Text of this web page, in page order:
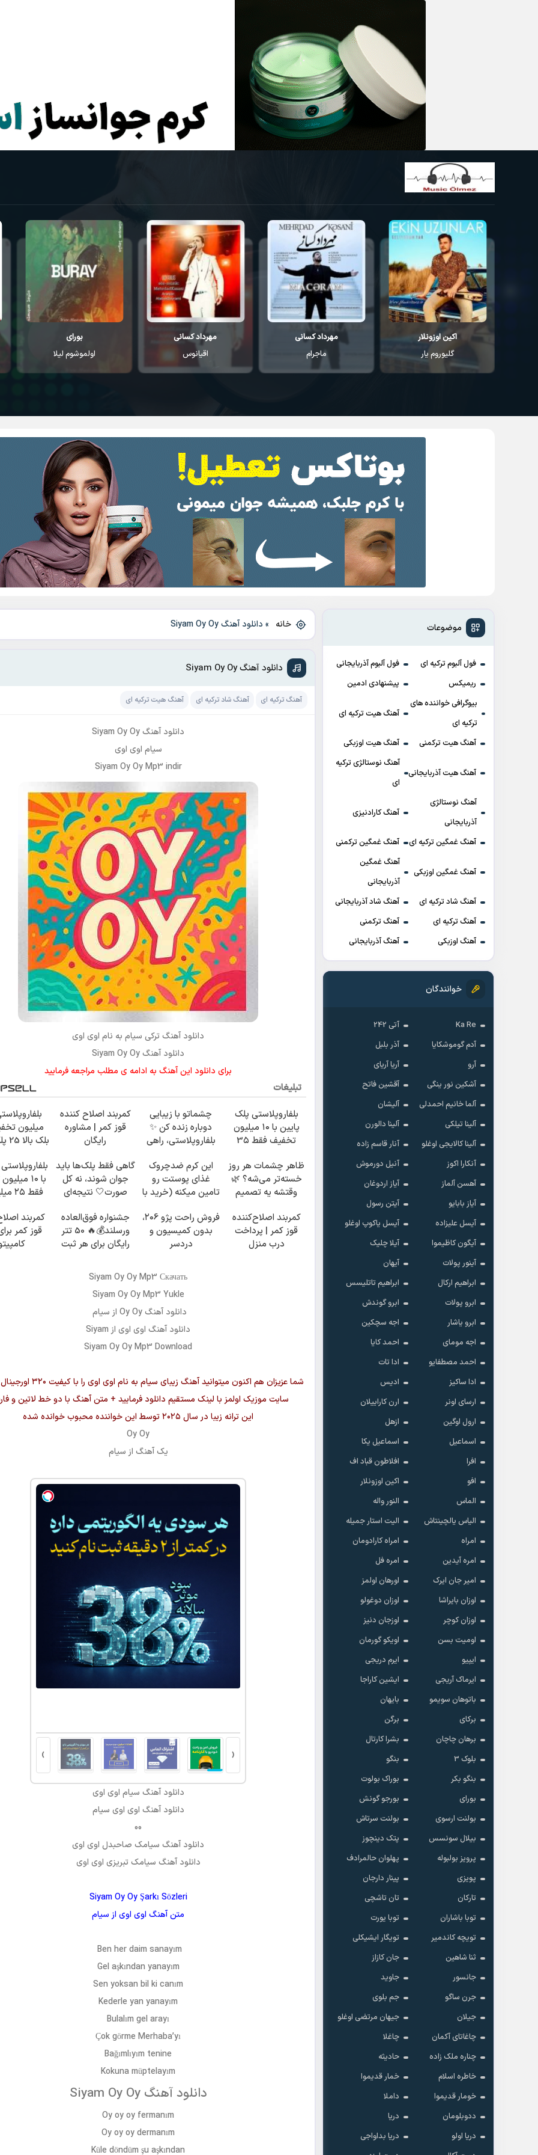
اکین اوزونلار
گلیوروم یار
مهرداد کسانی
ماجرام
مهرداد کسانی
اقیانوس
بورای
اولموشوم لیلا
موضوعات
فول آلبوم ترکیه ای
فول آلبوم آذربایجانی
ریمیکس
پیشنهادی ادمین
بیوگرافی خواننده های
ترکیه ای
آهنگ هیت ترکیه ای
آهنگ هیت ترکمنی آهنگ هیت اوزبکی
آهنگ هیت آذربایجانی
آهنگ نوستالژی ترکیه
ای
آهنگ نوستالژی
آذربایجانی
آهنگ کارادنیزی
آهنگ غمگین ترکیه ای آهنگ غمگین ترکمنی
آهنگ غمگین اوزبکی
آهنگ غمگین
آذربایجانی
آهنگ شاد ترکیه ای
آهنگ شاد آذربایجانی
آهنگ ترکیه ای
آهنگ ترکمنی
آهنگ اوزبکی
آهنگ آذربایجانی
خوانندگان
Ka Re
آتی 242
آدم گوموشکایا
آذر بلبل
آرو
آریا آریای
آشکین نور ینگی
آقشین فاتح
آلما خانیم احمدلی
آلیشان
آلینا تیلکی
آلینا دالورن
آلینا کالایجی اوغلو
آنار قاسم زاده
آنکارا اکوز
آنیل دورموش
آهسن آلماز
آیاز اردوغان
آیاز بابایو
آیتن رسول
آیسل علیزاده
آیسل یاکوپ اوغلو
آیگون کاظیموا
آیلا چلیک
آینور پولات
آیهان
ابراهیم ارکال
ابراهیم تاتلیسس
ابرو پولات
ابرو گوندش
ابرو یاشار
اجه سچکین
اجه مومای
احمد کایا
احمد مصطفایو
ادا تات
ادا ساکیز
ادیس
ارسای اونر
ارن کاراییلان
ارول اوگین
ازهل
اسماعیل
اسماعیل یکا
افرا
افلاطون قباد اف
افو
اکین اوزونلار
الماس
النور واله
الیاس یالچینتاش
الیت استار جمیله
امراه
امراه کارادومان
امره آیدین
امره فل
امیر جان ایرک
اورهان اولمز
اوزان بایراشا
اوزان دوغولو
اوزان کوچر
اوزجان دنیز
اومیت بسن
اویکو گورمان
ایپیو
ایرم دریجی
ایرماک آریجی
ایشین کاراجا
باتوهان سویمو
بایهان
برکای
برگن
برهان چاچان
بشرا کارتال
بلوک 3
بنگو
بنگو بکر
بوراک بولوت
بورای
بورجو گونش
بولنت ارسوی
بولنت سرتاش
بیلال سونسس
پتک دینچوز
پرویز بولبوله
پهلوان حالمرادف
پویزی
پینار دارجان
تارکان
تان تاشچی
توبا باشاران
توبا یورت
تویچه کاندمیر
تویگار ایشیکلی
ثنا شاهین
جان کازاز
جانسور
جاوید
جرن ساگو
جم بلوی
جیلان
جیهان مرتضی اوغلو
چاغاتای آکمان
چاغلا
چناره ملک زاده
حادیثه
خاطره اسلام
خمار قدیموا
خومار قدیموا
داملا
ددوبلومان
دریا
دریا اولو
دریا بداواجی
خانه » دانلود آهنگ Siyam Oy Oy
دانلود آهنگ Siyam Oy Oy
آهنگ ترکیه ای آهنگ شاد ترکیه ای آهنگ هیت ترکیه ای
دانلود آهنگ Siyam Oy Oy
سیام اوی اوی
Siyam Oy Oy Mp3 indir
دانلود آهنگ ترکی سیام به نام اوی اوی
دانلود آهنگ Siyam Oy Oy
برای دانلود این آهنگ به ادامه ی مطلب مراجعه فرمایید
تبلیغات
بلفاروپلاستی پلک
پایین با ۱۰ میلیون
تخفیف فقط 3۵
چشماتو با زیبایی
دوباره زنده کن ✨
بلفاروپلاستی، راهی
کمربند اصلاح کننده
قوز کمر | مشاوره
رایگان
میلیون
بلک
ظاهر چشمات هر روز
خسته‌تر می‌شه؟ 🌿
وقتشه یه تصمیم
این کرم ضدچروک
غذای پوستت رو
تامین میکنه (خرید با
گاهی فقط پلک‌ها باید
جوان شوند، نه کل
صورت🤍 نتیجه‌ای
با ۱۰
فقط ۲۵ میلیون ✅
کمربند اصلاح‌کننده
قوز کمر | پرداخت
درب منزل
فروش راحت پژو ۲۰6،
بدون کمیسیون و
دردسر
جشنواره فوق‌العاده
ورسلند💰🔥 50 تتر
رایگان برای هر ثبت
کمربند
قوز کمر
Siyam Oy Oy Mp3 Скачать
Siyam Oy Oy Mp3 Yukle
دانلود آهنگ Oy Oy از سیام
دانلود آهنگ اوی اوی از Siyam
Siyam Oy Oy Mp3 Download
شما عزیزان هم اکنون میتوانید آهنگ زیبای سیام به نام اوی اوی
را با کیفیت ۳۲۰
سایت موزیک اولمز با لینک مستقیم دانلود فرمایید + متن آهنگ با دو خط لاتین و
این ترانه زیبا در سال ۲۰۲۵ توسط این خواننده محبوب خوانده شده
Oy Oy
یک آهنگ از سیام
برای کنکوری‌ها و
کاشت موی طبیعی با مشاوره رایگان و ضمانت کتبی
‹
›
دانلود آهنگ سیام اوی اوی
دانلود آهنگ اوی اوی سیام
00
دانلود آهنگ سیامک صاحبدل اوی اوی
دانلود آهنگ سیامک تبریزی اوی اوی
Siyam Oy Oy Şarkı Sözleri
متن آهنگ اوی اوی ازسیام
Ben her daim sanayım
Gel aşkından yanayım
Sen yoksan bil ki canım
Kederle yan yanayım
Bulalım gel arayı
Çok görme Merhaba’yı
Bağımlıyım tenine
Kokuna müptelayım
دانلود آهنگ Siyam Oy Oy
Oy oy oy fermanım
Oy oy oy dermanım
Küle döndüm şu aşkından